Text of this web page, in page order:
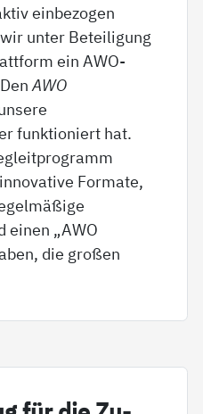
einbezogen
unter Beteiligung
ein AWO-
AWO
funktioniert hat.
Formate,
einen „AWO
die großen